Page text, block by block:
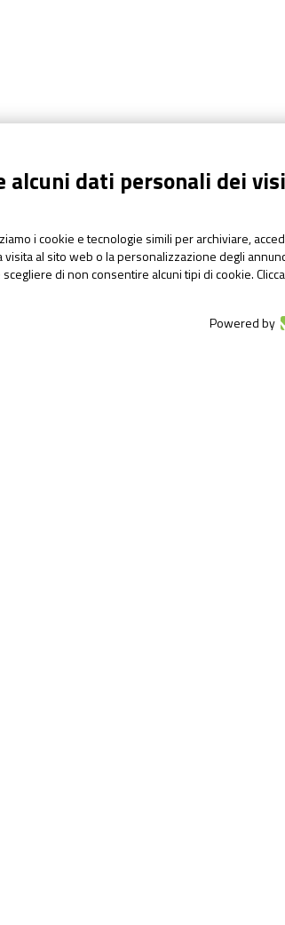
Pharmanutra agli Stati
alcuni dati personali dei
i cookie e tecnologie simili per archiviare,
al sito web o la personalizzazione degli
di non consentire alcuni tipi di cookie.
Powered by